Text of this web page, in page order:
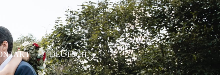
DEUTSCH